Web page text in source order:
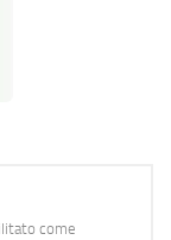
come